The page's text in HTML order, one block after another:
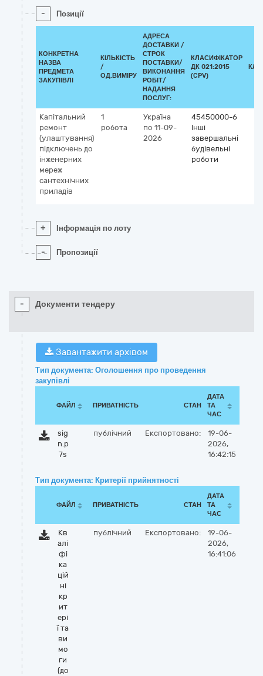
- Позиції
КОНКРЕТНА
НАЗВА
ПРЕДМЕТА
ЗАКУПІВЛІ
КІЛЬКІСТЬ
/
ОД.ВИМІРУ
АДРЕСА
ДОСТАВКИ /
СТРОК
ПОСТАВКИ/
ВИКОНАННЯ
РОБІТ/
НАДАННЯ
ПОСЛУГ:
КЛАСИФІКАТОР
ДК 021:2015
(CPV)
Капітальний
ремонт
(улаштування)
підключень до
інженерних
мереж
сантехнічних
приладів
1
робота
Україна
по 11-09-
2026
45450000-6
Інші
завершальні
будівельні
роботи
+ Інформація по лоту
- Пропозиції
- Документи тендеру
Завантажити архівом
Тип документа: Оголошення про проведення
закупівлі
ФАЙЛ ПРИВАТНІСТЬ СТАН
ДАТА
ТА
ЧАС
sig
n.p
7s
публічний Експортовано:
19-06-
2026,
16:42:15
Тип документа: Критерії прийнятності
ФАЙЛ ПРИВАТНІСТЬ СТАН
ДАТА
ТА
ЧАС
Кв
алі
фі
ка
цій
ні
кр
ит
ері
ї та
ви
мо
ги
(до
публічний Експортовано:
19-06-
2026,
16:41:06